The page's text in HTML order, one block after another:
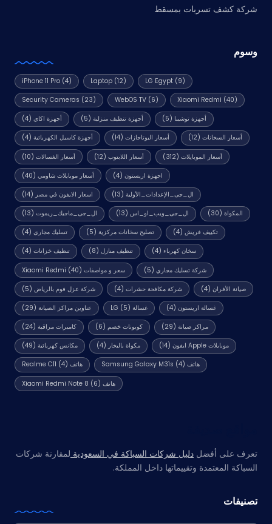
شركة كشف تسربات بمسقط
وسوم
iPhone 11 Pro (4) Laptop(12) LG Egypt(9)
Security Cameras (23) WebOS TV(6) Xiaomi Redmi (40)
أجهزة اكاي(4) أجهزة تنظيف منزلية (5) أجهزة توشيبا (5)
أجهزة كاسيل الكهربائية(4) أسعار البوتاجازات (14) أسعار السخانات (12)
أسعار الغسالات(10) أسعار اللابتوب (12) أسعار الموبايلات (312)
أسعار موبايلات شاومي(40) اجهزة اريستون (4)
اسعار الايفون في مصر (14) ال_جى_الإعدادات_الأولية (13)
ال_جى_ماجيك_ريموت(13) ال_جى_ويب_او_اس (13) المكواة (30)
تسليك مجاري(4) تصليح سخانات مركزية (5) تكييف فريش (4)
تنظيف خزانات(4) تنظيف منازل (8) سخان كهرباء (4)
سعر و مواصفات Xiaomi Redmi (40) شركة تسليك مجاري (5)
شركة عزل فوم بالرياض(5) شركة مكافحة حشرات (4) صيانة الأفران (4)
عناوين مراكز الصيانة(29) غسالة LG (5) غسالة اريستون (4)
كاميرات مراقبة(24) كوبونات خصم (6) مراكز صيانة (29)
مكانس كهربائية(49) مكواة بالبخار (4) موبايلات Apple ايفون (14)
هاتف Realme C11 (4) هاتف Samsung Galaxy M31s (4)
هاتف Xiaomi Redmi Note 8 (6)
تعرف على أفضل دليل شركات السباكة في السعودية لمقارنة شركات
السباكة المعتمدة وتقييماتها داخل المملكة.
تصنيفات